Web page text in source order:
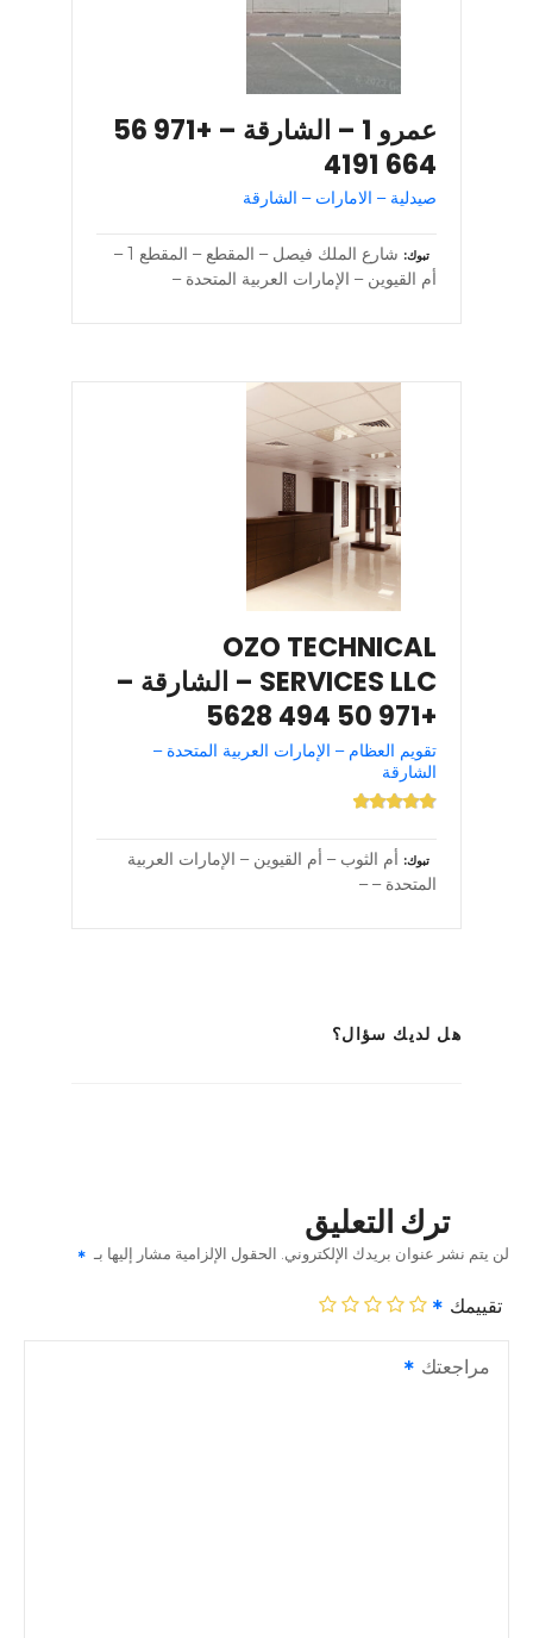
عمرو 1 – الشارقة – +971 56
664 4191
صيدلية – الامارات – الشارقة
تبوك
شارع الملك فيصل – المقطع – المقطع 1 –
أم القيوين – الإمارات العربية المتحدة –
OZO TECHNICAL
SERVICES LLC – الشارقة –
+971 50 494 5628
تقويم العظام – الإمارات العربية المتحدة –
الشارقة
تبوك
أم الثوب – أم القيوين – الإمارات العربية
المتحدة – –
هل لديك سؤال؟
ترك التعليق
لن يتم نشر عنوان بريدك الإلكتروني. الحقول الإلزامية مشار إليها بـ
تقييمك
مراجعتك